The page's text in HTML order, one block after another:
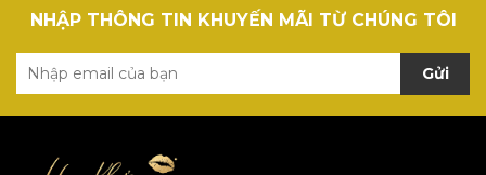
NHẬP THÔNG TIN KHUYẾN MÃI TỪ CHÚNG TÔI
Gửi